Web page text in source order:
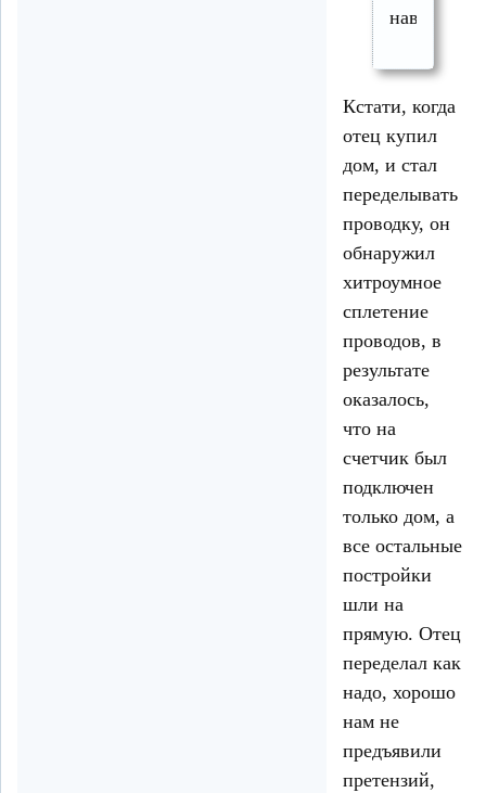
Кстати, когда
отец купил
дом, и стал
переделывать
проводку, он
обнаружил
хитроумное
сплетение
проводов, в
результате
оказалось,
что на
счетчик был
подключен
только дом, а
все остальные
постройки
шли на
прямую. Отец
переделал как
надо, хорошо
нам не
предъявили
претензий,